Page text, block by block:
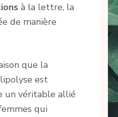
à la lettre, la
de manière
que la
est
un véritable allié
qui